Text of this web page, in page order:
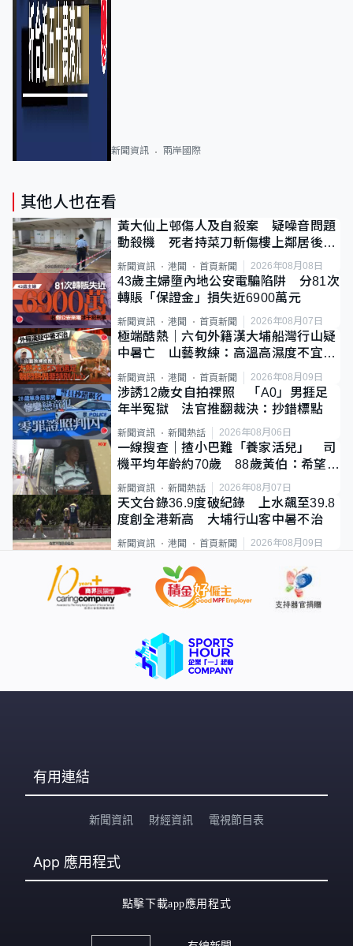
新聞資訊 兩岸國際
其他人也在看
黃大仙上邨傷人及自殺案 疑噪音問題
動殺機 死者持菜刀斬傷樓上鄰居後墮
斃
新聞資訊 港聞 首頁新聞 2026年08月08日
43歲主婦墮內地公安電騙陷阱 分81次
轉賬「保證金」損失近6900萬元
新聞資訊 港聞 首頁新聞 2026年08月07日
極端酷熱｜六旬外籍漢大埔船灣行山疑
中暑亡 山藝教練：高溫高濕度不宜遠
新聞資訊 港聞 首頁新聞 2026年08月09日
涉誘12歲女自拍祼照 「A0」男捱足
年半冤獄 法官推翻裁決：抄錯標點
新聞資訊 新聞熱話 2026年08月06日
一線搜查｜揸小巴難「養家活兒」 司
機平均年齡約70歲 88歲黃伯：希望一
直揸落去
新聞資訊 新聞熱話 2026年08月07日
天文台錄36.9度破紀錄 上水飆至39.8
度創全港新高 大埔行山客中暑不治
新聞資訊 港聞 首頁新聞 2026年08月09日
有用連結
新聞資訊 財經資訊 電視節目表
App 應用程式
點擊下載app應用程式